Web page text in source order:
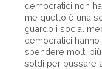
democratici non
me quello è una
guardo i social
democratici
spendere molti
soldi per bussare